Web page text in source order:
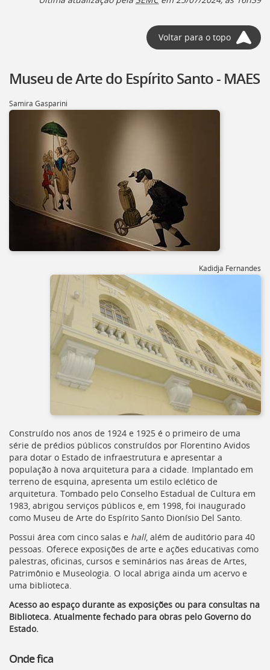
Voltar para o topo
Museu de Arte do Espírito Santo - MAES
Samira Gasparini
Kadidja Fernandes
Construído nos anos de 1924 e 1925 é o primeiro de uma
série de prédios públicos construídos por Florentino Avidos
para dotar o Estado de infraestrutura e apresentar a
população à nova arquitetura para a cidade. Implantado em
terreno de esquina, apresenta um estilo eclético de
arquitetura. Tombado pelo Conselho Estadual de Cultura em
1983, abrigou serviços públicos e, em 1998, foi inaugurado
como Museu de Arte do Espírito Santo Dionísio Del Santo.
Possui área com cinco salas e hall, além de auditório para 40
pessoas. Oferece exposições de arte e ações educativas como
palestras, oficinas, cursos e seminários nas áreas de Artes,
Patrimônio e Museologia. O local abriga ainda um acervo e
uma biblioteca.
Acesso ao espaço durante as exposições ou para consultas na
Biblioteca. Atualmente fechado para obras pelo Governo do
Estado.
Onde fica